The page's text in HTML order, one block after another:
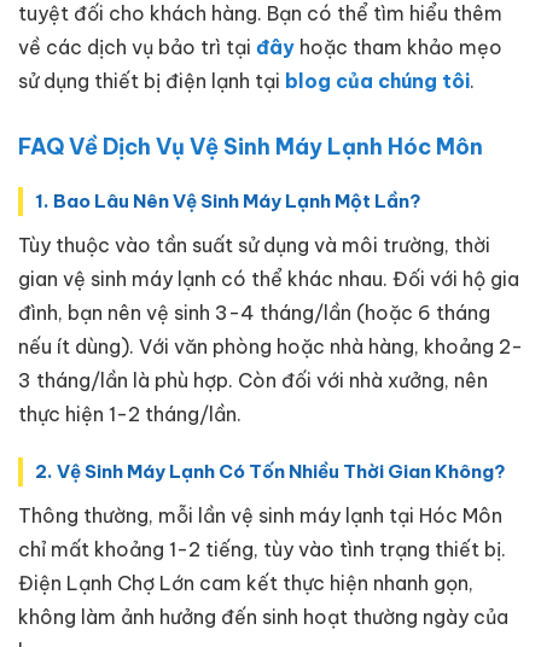
tuyệt đối cho khách hàng. Bạn có thể tìm hiểu thêm
về các dịch vụ bảo trì tại đây hoặc tham khảo mẹo
sử dụng thiết bị điện lạnh tại blog của chúng tôi.
FAQ Về Dịch Vụ Vệ Sinh Máy Lạnh Hóc Môn
1. Bao Lâu Nên Vệ Sinh Máy Lạnh Một Lần?
Tùy thuộc vào tần suất sử dụng và môi trường, thời
gian vệ sinh máy lạnh có thể khác nhau. Đối với hộ gia
đình, bạn nên vệ sinh 3-4 tháng/lần (hoặc 6 tháng
nếu ít dùng). Với văn phòng hoặc nhà hàng, khoảng 2-
3 tháng/lần là phù hợp. Còn đối với nhà xưởng, nên
thực hiện 1-2 tháng/lần.
2. Vệ Sinh Máy Lạnh Có Tốn Nhiều Thời Gian Không?
Thông thường, mỗi lần vệ sinh máy lạnh tại Hóc Môn
chỉ mất khoảng 1-2 tiếng, tùy vào tình trạng thiết bị.
Điện Lạnh Chợ Lớn cam kết thực hiện nhanh gọn,
không làm ảnh hưởng đến sinh hoạt thường ngày của